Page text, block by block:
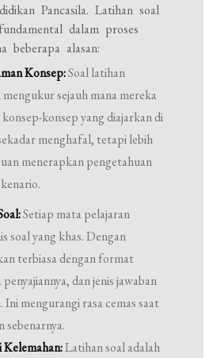
Pancasila. Latihan soal
dalam proses
beberapa alasan:
Konsep:Soal latihan
sejauh mana mereka
konsep yang diajarkan di
menghafal, tetapi lebih
menerapkan pengetahuan
Setiap mata pelajaran
soal yang khas. Dengan
terbiasa dengan format
dan jenis jawaban
Ini mengurangi rasa cemas saat
sebenarnya.
Latihan soal adalah